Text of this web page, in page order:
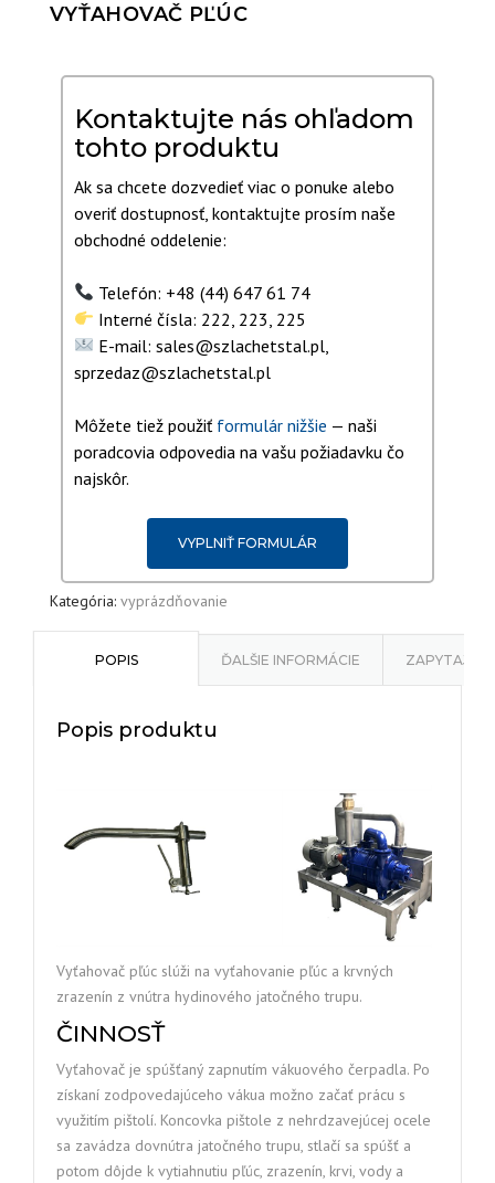
VYŤAHOVAČ PĽÚC
Kontaktujte nás ohľadom
tohto produktu
Ak sa chcete dozvedieť viac o ponuke alebo
overiť dostupnosť, kontaktujte prosím naše
obchodné oddelenie:
Telefón: +48 (44) 647 61 74
Interné čísla: 222, 223, 225
E-mail: sales@szlachetstal.pl,
sprzedaz@szlachetstal.pl
Môžete tiež použiť formulár nižšie — naši
poradcovia odpovedia na vašu požiadavku čo
najskôr.
VYPLNIŤ FORMULÁR
Kategória: vyprázdňovanie
POPIS ĎALŠIE INFORMÁCIE ZAPYTAJ O
Popis produktu
Vyťahovač pľúc slúži na vyťahovanie pľúc a krvných
zrazenín z vnútra hydinového jatočného trupu.
ČINNOSŤ
Vyťahovač je spúšťaný zapnutím vákuového čerpadla. Po
získaní zodpovedajúceho vákua možno začať prácu s
využitím pištolí. Koncovka pištole z nehrdzavejúcej ocele
sa zavádza dovnútra jatočného trupu, stlačí sa spúšť a
potom dôjde k vytiahnutiu pľúc, zrazenín, krvi, vody a